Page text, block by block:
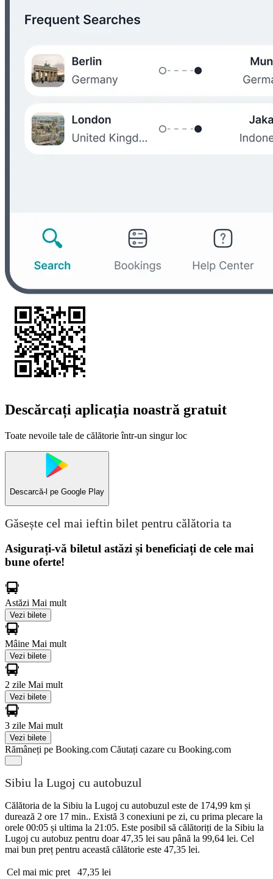
Descărcați aplicația noastră gratuit
Toate nevoile tale de călătorie într-un singur loc
Descarcă-l pe Google Play
Găsește cel mai ieftin bilet pentru călătoria ta
Asigurați-vă biletul astăzi și beneficiați de cele mai
bune oferte!
Astăzi Mai mult
Vezi bilete
Mâine Mai mult
Vezi bilete
2 zile Mai mult
Vezi bilete
3 zile Mai mult
Vezi bilete
Rămâneți pe Booking.com Căutați cazare cu Booking.com
Sibiu la Lugoj cu autobuzul
Călătoria de la Sibiu la Lugoj cu autobuzul este de 174,99 km și
durează 2 ore 17 min.. Există 3 conexiuni pe zi, cu prima plecare la
orele 00:05 și ultima la 21:05. Este posibil să călătoriți de la Sibiu la
Lugoj cu autobuz pentru doar 47,35 lei sau până la 99,64 lei. Cel
mai bun preț pentru această călătorie este 47,35 lei.
Cel mai mic pret
47,35 lei